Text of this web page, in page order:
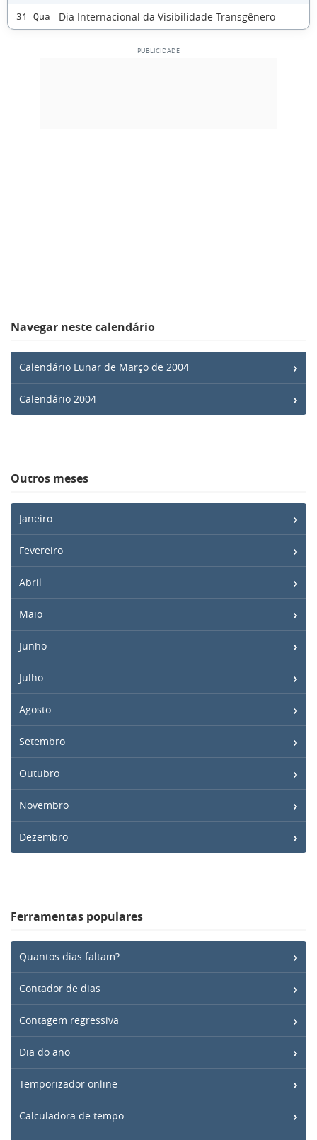
31 Qua Dia Internacional da Visibilidade Transgênero
Navegar neste calendário
Calendário Lunar de Março de 2004
Calendário 2004
Outros meses
Janeiro
Fevereiro
Abril
Maio
Junho
Julho
Agosto
Setembro
Outubro
Novembro
Dezembro
Ferramentas populares
Quantos dias faltam?
Contador de dias
Contagem regressiva
Dia do ano
Temporizador online
Calculadora de tempo